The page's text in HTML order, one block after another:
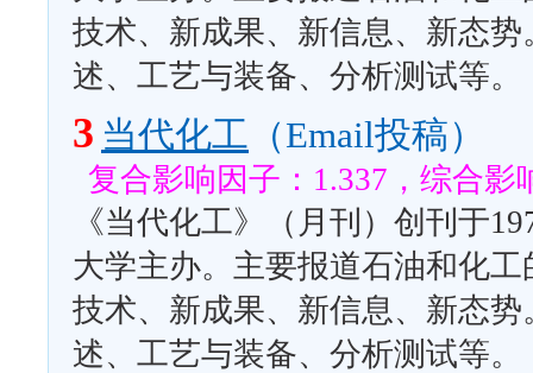
技术、新成果、新信息、新态
述、工艺与装备、分析测试等。
3 当代化工 （Email投稿）
复合影响因子：1.337，综合影
《当代化工》（月刊）创刊于
大学主办。主要报道石油和化
技术、新成果、新信息、新态
述、工艺与装备、分析测试等。